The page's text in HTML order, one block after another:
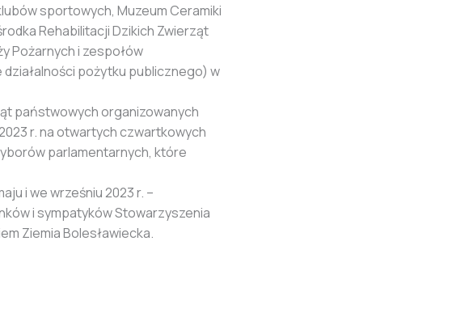
sportowych, Muzeum Ceramiki
Rehabilitacji Dzikich Zwierząt
Pożarnych i zespołów
pożytku publicznego) w
państwowych organizowanych
r. na otwartych czwartkowych
parlamentarnych, które
i we wrześniu 2023 r. –
i sympatyków Stowarzyszenia
Ziemia Bolesławiecka.